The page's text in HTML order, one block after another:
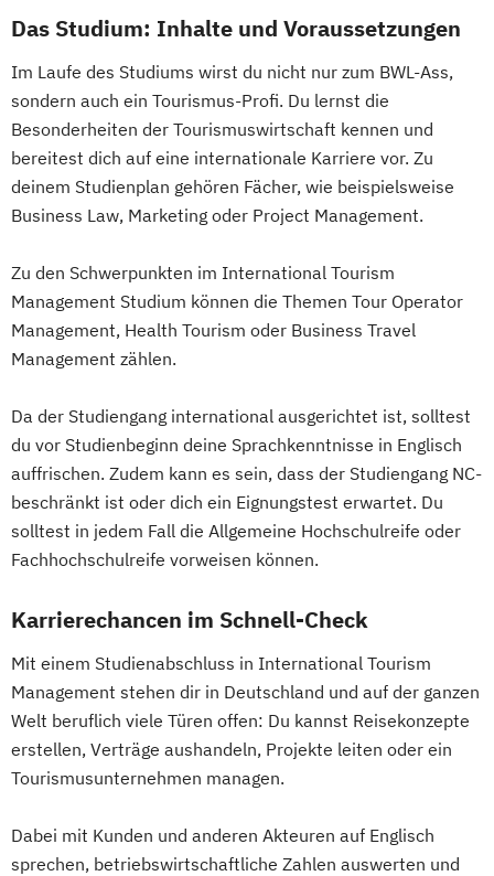
Das Studium: Inhalte und Voraussetzungen
Im Laufe des Studiums wirst du nicht nur zum BWL-Ass,
sondern auch ein Tourismus-Profi. Du lernst die
Besonderheiten der Tourismuswirtschaft kennen und
bereitest dich auf eine internationale Karriere vor. Zu
deinem Studienplan gehören Fächer, wie beispielsweise
Business Law, Marketing oder Project Management.
Zu den Schwerpunkten im International Tourism
Management Studium können die Themen Tour Operator
Management, Health Tourism oder Business Travel
Management zählen.
Da der Studiengang international ausgerichtet ist, solltest
du vor Studienbeginn deine Sprachkenntnisse in Englisch
auffrischen. Zudem kann es sein, dass der Studiengang NC-
beschränkt ist oder dich ein Eignungstest erwartet. Du
solltest in jedem Fall die Allgemeine Hochschulreife oder
Fachhochschulreife vorweisen können.
Karrierechancen im Schnell-Check
Mit einem Studienabschluss in International Tourism
Management stehen dir in Deutschland und auf der ganzen
Welt beruflich viele Türen offen: Du kannst Reisekonzepte
erstellen, Verträge aushandeln, Projekte leiten oder ein
Tourismusunternehmen managen.
Dabei mit Kunden und anderen Akteuren auf Englisch
sprechen, betriebswirtschaftliche Zahlen auswerten und